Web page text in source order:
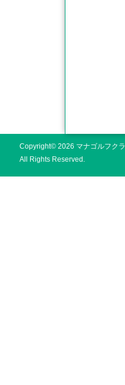
Copyright© 2026 マナゴルフク
All Rights Reserved.